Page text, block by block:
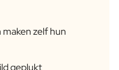
zelf hun
geplukt